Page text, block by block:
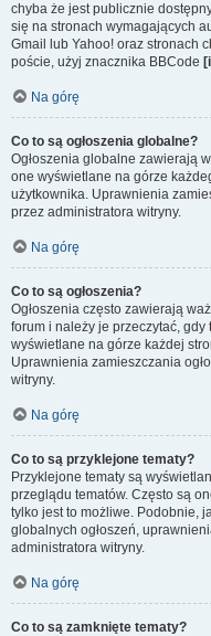
chyba że jest publicznie
się na stronach wymagających
Gmail lub Yahoo! oraz stronach
poście, użyj znacznika BBCode
Na górę
Co to są ogłoszenia globalne?
Ogłoszenia globalne zawierają
one wyświetlane na górze
użytkownika. Uprawnienia
przez administratora witryny.
Na górę
Co to są ogłoszenia?
Ogłoszenia często zawierają
forum i należy je przeczytać, gdy
wyświetlane na górze każdej
Uprawnienia zamieszczania
witryny.
Na górę
Co to są przyklejone tematy?
Przyklejone tematy są
przeglądu tematów. Często są
tylko jest to możliwe. Podobnie,
globalnych ogłoszeń,
administratora witryny.
Na górę
Co to są zamknięte tematy?